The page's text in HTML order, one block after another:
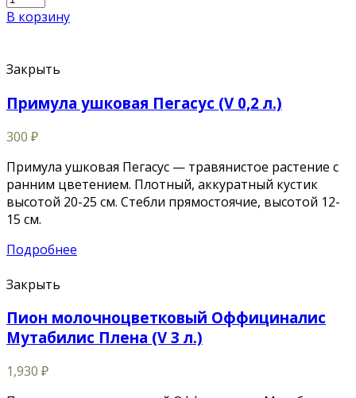
В корзину
Закрыть
Примула ушковая Пегасус (V 0,2 л.)
300 ₽
Примула ушковая Пегасус — травянистое растение с
ранним цветением. Плотный, аккуратный кустик
высотой 20-25 см. Стебли прямостоячие, высотой 12-
15 см.
Подробнее
Закрыть
Пион молочноцветковый Оффициналис
Мутабилис Плена (V 3 л.)
1,930 ₽